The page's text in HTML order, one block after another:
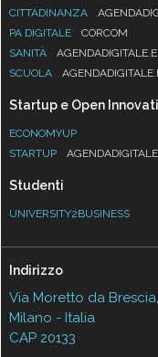
CITTADINANZA
PA DIGITALE
CORCOM
SANITÀ
SCUOLA
Startup e Open
ECONOMYUP
STARTUP
Studenti
UNIVERSITY2BUSINESS
Indirizzo
Via Moretto da
Milano - Italia
CAP 20133